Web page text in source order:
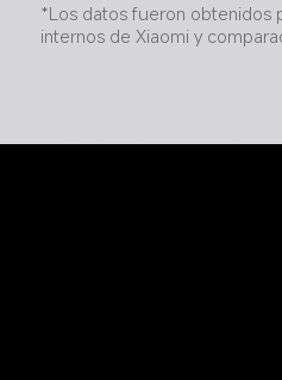
*Los datos fueron obtenidos
internos de Xiaomi y